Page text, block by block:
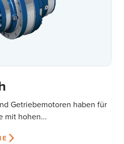
Getriebemotoren haben für
mit hohen...